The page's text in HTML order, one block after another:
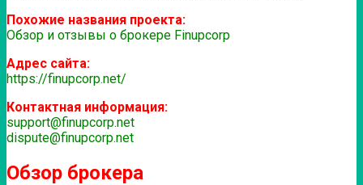
Похожие названия проекта:
Обзор и отзывы о брокере Finupcorp
Адрес сайта:
https://finupcorp.net/
Контактная информация:
support@finupcorp.net
dispute@finupcorp.net
Обзор брокера